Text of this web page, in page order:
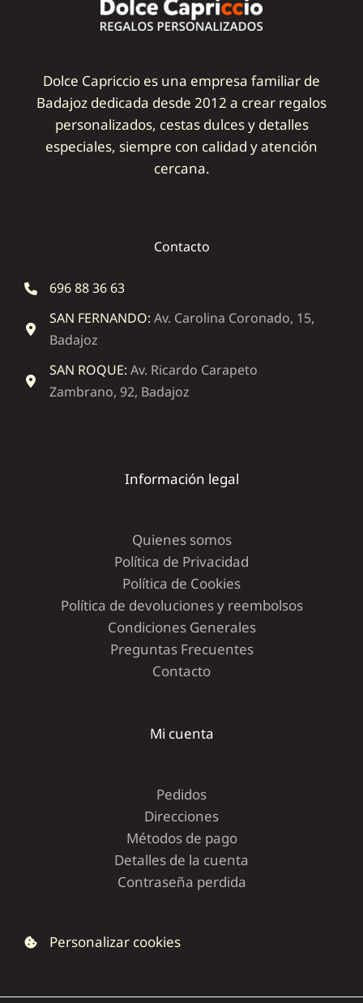
Dolce Capriccio es una empresa familiar de
Badajoz dedicada desde 2012 a crear regalos
personalizados, cestas dulces y detalles
especiales, siempre con calidad y atención
cercana.
Contacto
696 88 36 63
SAN FERNANDO: Av. Carolina Coronado, 15,
Badajoz
SAN ROQUE: Av. Ricardo Carapeto
Zambrano, 92, Badajoz
Información legal
Quienes somos
Política de Privacidad
Política de Cookies
Política de devoluciones y reembolsos
Condiciones Generales
Preguntas Frecuentes
Contacto
Mi cuenta
Pedidos
Direcciones
Métodos de pago
Detalles de la cuenta
Contraseña perdida
Personalizar cookies